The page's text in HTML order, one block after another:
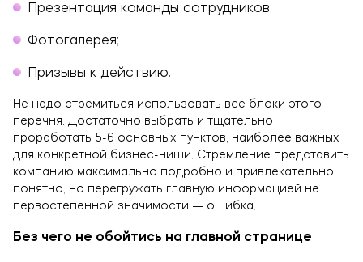
презентация команды сотрудников;
фотогалерея;
призывы к действию.
Не надо стремиться использовать все блоки этого
перечня. Достаточно выбрать и тщательно
проработать 5-6 основных пунктов, наиболее важных
для конкретной бизнес-ниши. Стремление представить
компанию максимально подробно и привлекательно
понятно, но перегружать главную информацией не
первостепенной значимости — ошибка.
Без чего не обойтись на главной странице